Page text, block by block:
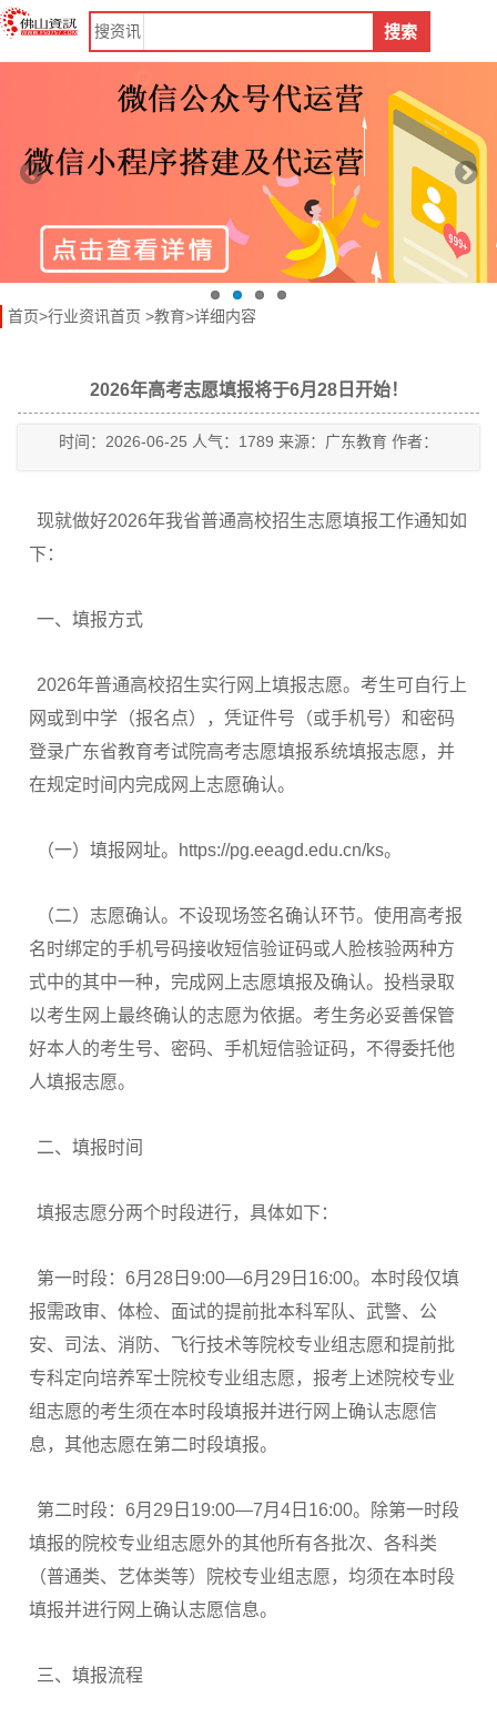
搜资讯 搜索
首页>行业资讯首页 >教育>详细内容
2026年高考志愿填报将于6月28日开始！
时间：2026-06-25 人气：1789 来源：广东教育 作者：
现就做好2026年我省普通高校招生志愿填报工作通知如
下：
一、填报方式
2026年普通高校招生实行网上填报志愿。考生可自行上
网或到中学（报名点），凭证件号（或手机号）和密码
登录广东省教育考试院高考志愿填报系统填报志愿，并
在规定时间内完成网上志愿确认。
（一）填报网址。https://pg.eeagd.edu.cn/ks。
（二）志愿确认。不设现场签名确认环节。使用高考报
名时绑定的手机号码接收短信验证码或人脸核验两种方
式中的其中一种，完成网上志愿填报及确认。投档录取
以考生网上最终确认的志愿为依据。考生务必妥善保管
好本人的考生号、密码、手机短信验证码，不得委托他
人填报志愿。
二、填报时间
填报志愿分两个时段进行，具体如下：
第一时段：6月28日9:00—6月29日16:00。本时段仅填
报需政审、体检、面试的提前批本科军队、武警、公
安、司法、消防、飞行技术等院校专业组志愿和提前批
专科定向培养军士院校专业组志愿，报考上述院校专业
组志愿的考生须在本时段填报并进行网上确认志愿信
息，其他志愿在第二时段填报。
第二时段：6月29日19:00—7月4日16:00。除第一时段
填报的院校专业组志愿外的其他所有各批次、各科类
（普通类、艺体类等）院校专业组志愿，均须在本时段
填报并进行网上确认志愿信息。
三、填报流程